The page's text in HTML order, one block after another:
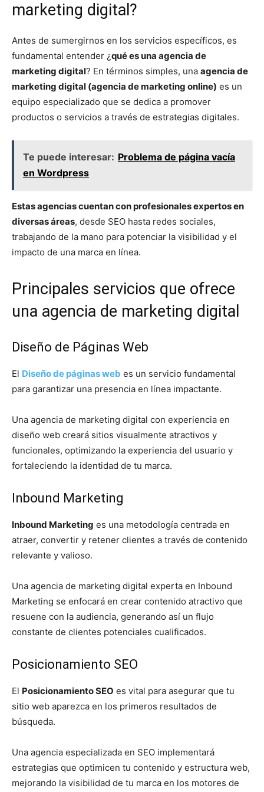
marketing digital?
Antes de sumergirnos en los servicios específicos, es
fundamental entender ¿qué es una agencia de
marketing digital? En términos simples, una agencia de
marketing digital (agencia de marketing online) es un
equipo especializado que se dedica a promover
productos o servicios a través de estrategias digitales.
Te puede interesar: Problema de página vacía
en Wordpress
Estas agencias cuentan con profesionales expertos en
diversas áreas, desde SEO hasta redes sociales,
trabajando de la mano para potenciar la visibilidad y el
impacto de una marca en línea.
Principales servicios que ofrece
una agencia de marketing digital
Diseño de Páginas Web
El Diseño de páginas web es un servicio fundamental
para garantizar una presencia en línea impactante.
Una agencia de marketing digital con experiencia en
diseño web creará sitios visualmente atractivos y
funcionales, optimizando la experiencia del usuario y
fortaleciendo la identidad de tu marca.
Inbound Marketing
Inbound Marketing es una metodología centrada en
atraer, convertir y retener clientes a través de contenido
relevante y valioso.
Una agencia de marketing digital experta en Inbound
Marketing se enfocará en crear contenido atractivo que
resuene con la audiencia, generando así un flujo
constante de clientes potenciales cualificados.
Posicionamiento SEO
El Posicionamiento SEO es vital para asegurar que tu
sitio web aparezca en los primeros resultados de
búsqueda.
Una agencia especializada en SEO implementará
estrategias que optimicen tu contenido y estructura web,
mejorando la visibilidad de tu marca en los motores de